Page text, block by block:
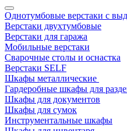
Однотумбовые верстаки с
Верстаки двухтумбовые
Верстаки для гаража
Мобильные верстаки
Сварочные столы и оснастка
Верстаки SELF
Шкафы металлические
Гардеробные шкафы для
Шкафы для документов
Шкафы для сумок
Инструментальные шкафы